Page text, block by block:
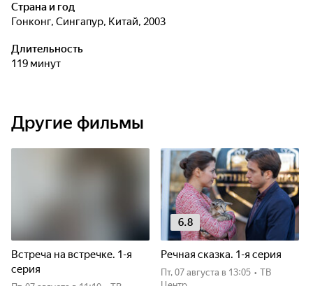
Страна и год
Гонконг, Сингапур, Китай, 2003
Длительность
119 минут
Другие фильмы
Встреча на встречке. 1-я
серия
6.8
Речная сказка. 1-я серия
пт, 07 августа в 13:05 • ТВ